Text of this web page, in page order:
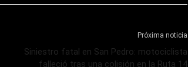
Próxima noticia
Siniestro fatal en San Pedro: motociclista
falleció tras una colisión en la Ruta 14